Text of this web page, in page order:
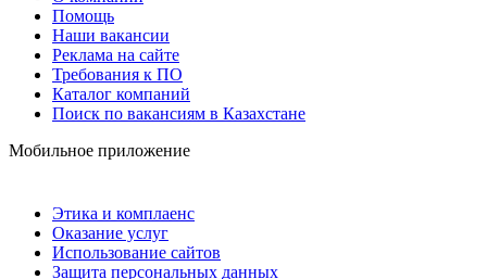
Помощь
Наши вакансии
Реклама на сайте
Требования к ПО
Каталог компаний
Поиск по вакансиям в Казахстане
Мобильное приложение
Этика и комплаенс
Оказание услуг
Использование сайтов
Защита персональных данных